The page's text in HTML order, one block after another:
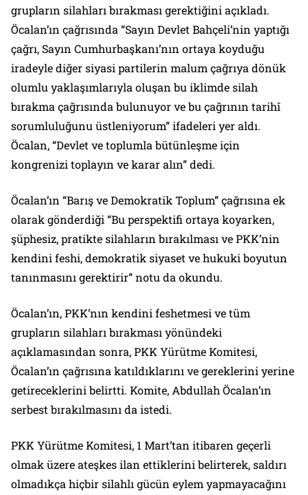
grupların silahları bırakması gerektiğini açıkladı.
Öcalan’ın çağrısında “Sayın Devlet Bahçeli’nin yaptığı
çağrı, Sayın Cumhurbaşkanı’nın ortaya koyduğu
iradeyle diğer siyasi partilerin malum çağrıya dönük
olumlu yaklaşımlarıyla oluşan bu iklimde silah
bırakma çağrısında bulunuyor ve bu çağrının tarihî
sorumluluğunu üstleniyorum”ifadeleri yer aldı.
Öcalan,“Devlet ve toplumla bütünleşme için
kongrenizi toplayın ve karar alın”dedi.
Öcalan’ın “Barış ve Demokratik Toplum” çağrısına ek
olarak gönderdiği “Bu perspektifi ortaya koyarken,
şüphesiz, pratikte silahların bırakılması ve PKK’nin
kendini feshi, demokratik siyaset ve hukuki boyutun
tanınmasını gerektirir”notu da okundu.
Öcalan’ın, PKK’nın kendini feshetmesi ve tüm
grupların silahları bırakması yönündeki
açıklamasından sonra, PKK Yürütme Komitesi,
Öcalan’ın çağrısına katıldıklarını ve gereklerini yerine
getireceklerini belirtti. Komite, Abdullah Öcalan’ın
serbest bırakılmasını da istedi.
PKK Yürütme Komitesi, 1 Mart’tan itibaren geçerli
olmak üzere ateşkes ilan ettiklerini belirterek, saldırı
olmadıkça hiçbir silahlı gücün eylem yapmayacağını